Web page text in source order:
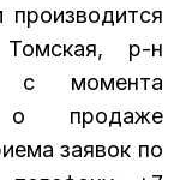
р-н
с момента
о продаже
заявок по